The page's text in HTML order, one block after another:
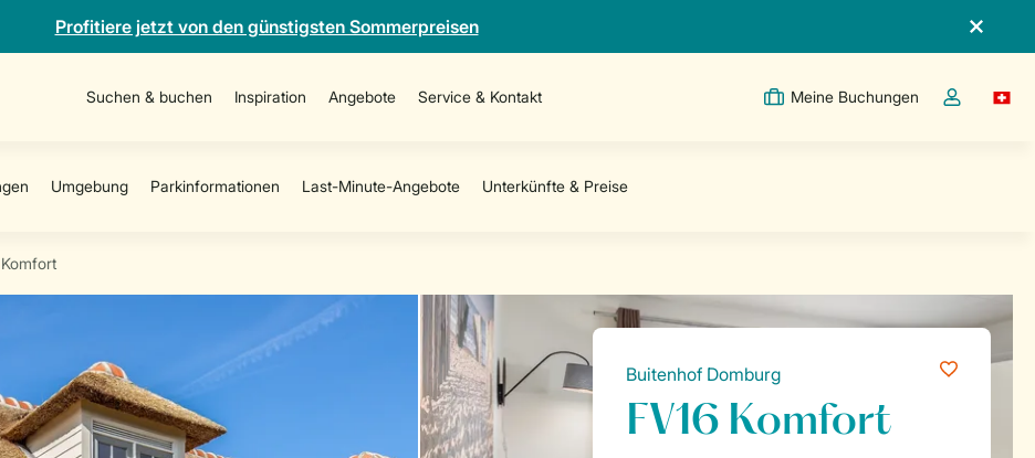
Profitiere jetzt von den günstigsten Sommerpreisen
Suchen & buchen Inspiration Angebote Service & Kontakt Meine Buchungen
Dropdown-
Komfort
Buitenhof Domburg
FV16 Komfort